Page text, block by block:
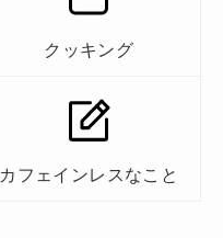
クッキング
カフェインレスなこと